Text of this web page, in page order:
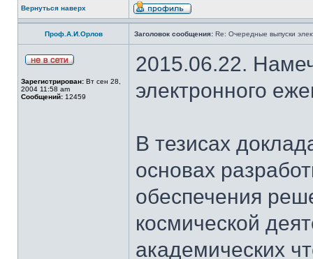
Вернуться наверх
Проф.А.И.Орлов Заголовок сообщения: Re: Очередные выпуски
Зарегистрирован: Вт сен 28,
2004 11:58 am
Сообщений: 12459
2015.06.22.
электронного
В тезисах
основах
обеспечения
космической
академических